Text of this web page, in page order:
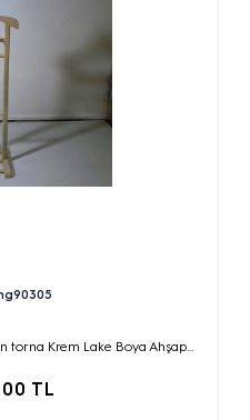
torna Krem Lake Boya Ahşap...
TL